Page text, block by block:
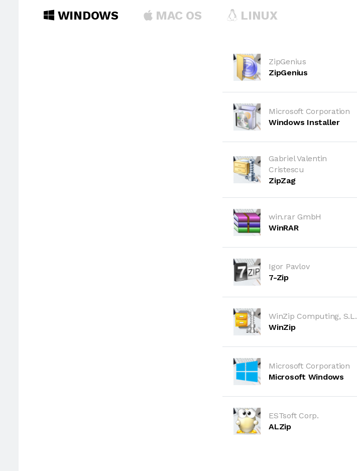
WINDOWS MAC OS LINUX
ZipGenius
ZipGenius
Microsoft Corporation
Windows Installer
Gabriel Valentin
Cristescu
ZipZag
win.rar GmbH
WinRAR
Igor Pavlov
7-Zip
WinZip Computing, S.L.
WinZip
Microsoft Corporation
Microsoft Windows
ESTsoft Corp.
ALZip